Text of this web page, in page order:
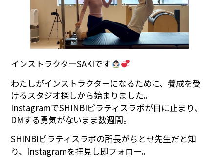
インストラクターSAKIです
わたしがインストラクターになるために、養成を受
けるスタジオ探しから始まりました。
InstagramでSHINBIピラティスラボが目に止まり、
DMする勇気がないまま数週間。
SHINBIピラティスラボの所長がちとせ先生だと知
り、Instagramを拝見し即フォロー。